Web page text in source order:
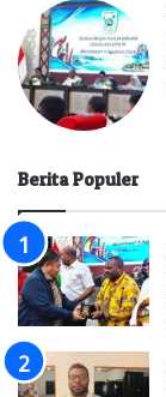
Berita Populer